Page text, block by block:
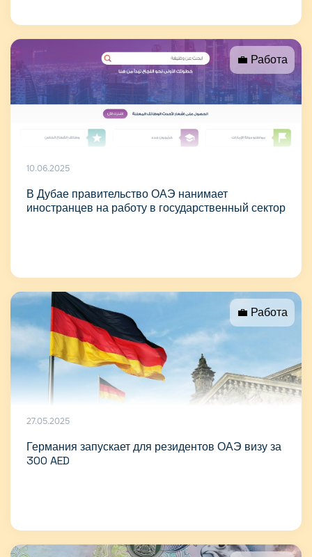
💼 Работа
10.06.2025
В Дубае правительство ОАЭ нанимает
иностранцев на работу в государственный сектор
💼 Работа
27.05.2025
Германия запускает для резидентов ОАЭ визу за
300 AED